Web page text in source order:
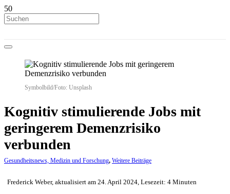
Symbolbild/Foto: Unsplash
Kognitiv stimulierende Jobs mit
geringerem Demenzrisiko
verbunden
Gesundheitsnews, Medizin und Forschung, Weitere Beiträge
Frederick Weber, aktualisiert am 24. April 2024, Lesezeit: 4 Minuten